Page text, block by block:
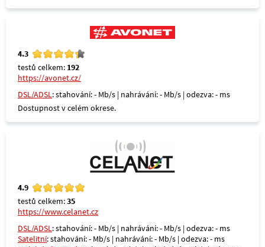
4.3
testů celkem: 192
https://avonet.cz/
DSL/ADSL: stahování: - Mb/s | nahrávání: - Mb/s | odezva: - ms
Dostupnost v celém okrese.
4.9
testů celkem:35
https://www.celanet.cz
DSL/ADSL: stahování: - Mb/s | nahrávání: - Mb/s | odezva: - ms
Satelitní: stahování: - Mb/s | nahrávání: - Mb/s | odezva: - ms